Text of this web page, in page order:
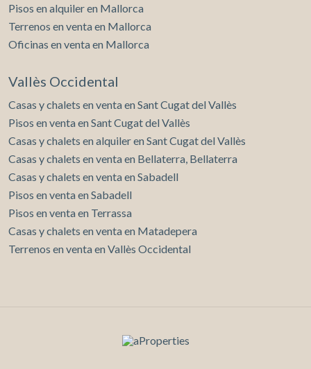
Pisos en alquiler en Mallorca
Terrenos en venta en Mallorca
Oficinas en venta en Mallorca
Vallès Occidental
Casas y chalets en venta en Sant Cugat del Vallès
Pisos en venta en Sant Cugat del Vallès
Casas y chalets en alquiler en Sant Cugat del Vallès
Casas y chalets en venta en Bellaterra, Bellaterra
Casas y chalets en venta en Sabadell
Pisos en venta en Sabadell
Pisos en venta en Terrassa
Casas y chalets en venta en Matadepera
Terrenos en venta en Vallès Occidental